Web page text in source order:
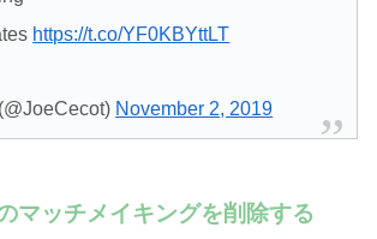
https://t.co/YF0KBYttLT
November 2, 2019
マッチメイキングを削除する